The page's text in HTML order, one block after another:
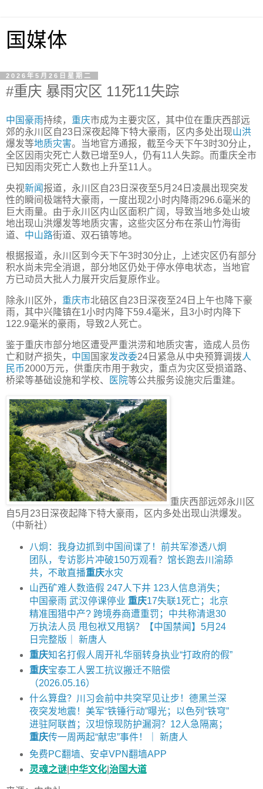
国媒体
2026年5月26日星期二
#重庆 暴雨灾区 11死11失踪
中国 豪雨持续， 重庆市成为主要灾区，其中位在重庆西部远
郊的永川区自23日深夜起降下特大豪雨，区内多处出现山洪
爆发等地质灾害。当地官方通报，截至今天下午3时30分止，
全区因雨灾死亡人数已增至9人，仍有11人失踪。而重庆全市
已知因雨灾死亡人数也上升至11人。
央视新闻报道，永川区自23日深夜至5月24日凌晨出现突发
性的瞬间极端特大豪雨，一度出现2小时内降雨296.6毫米的
巨大雨量。由于永川区内山区面积广阔，导致当地多处山坡
地出现山洪爆发等地质灾害，这些灾区分布在茶山竹海街
道、 中山路街道、双石镇等地。
根据报道，永川区到今天下午3时30分止，上述灾区仍有部分
积水尚未完全消退，部分地区仍处于停水停电状态，当地官
方已动员大批人力展开灾后复原作业。
除永川区外， 重庆市北碚区自23日深夜至24日上午也降下豪
雨，其中兴隆镇在1小时内降下59.4毫米，且3小时内降下
122.9毫米的豪雨，导致2人死亡。
鉴于重庆市部分地区遭受严重洪涝和地质灾害，造成人员伤
亡和财产损失， 中国 国家发改委24日紧急从中央预算调拨人
民币2000万元，供重庆市用于救灾，重点为灾区受损道路、
桥梁等基础设施和学校、
医院等公共服务设施灾后重建。
重庆西部远郊永川区
自5月23日深夜起降下特大豪雨，区内多处出现山洪爆发。
（中新社）
八炯：我身边抓到中国间谍了！前共军渗透八炯
团队，专访影片冲破150万观看？馆长跑去川渝舔
共，不敢直播重庆水灾
山西矿难人数造假 247人下井 123人信息消失；
中国豪雨 武汉停课停业 重庆17失联1死亡；北京
精准围猎中产? 跨境券商遭重罚；中共称清退30
万执法人员 甩包袱又甩锅？【中国禁闻】5月24
日完整版｜ 新唐人
重庆知名打假人周开礼华丽转身执业“打政府的假”
重庆宝泰工人罢工抗议搬迁不赔偿
（2026.05.16）
什么算盘？川习会前中共突罕见让步！德黑兰深
夜突发地震！美军“铁锤行动”曝光；以色列“铁穹”
进驻阿联酋；汉坦惊现防护漏洞？12人急隔离；
重庆传一周两起“献忠”事件！｜ 新唐人
免费PC翻墙、安卓VPN翻墙APP
灵魂之谜| 中华文化| 治国大道